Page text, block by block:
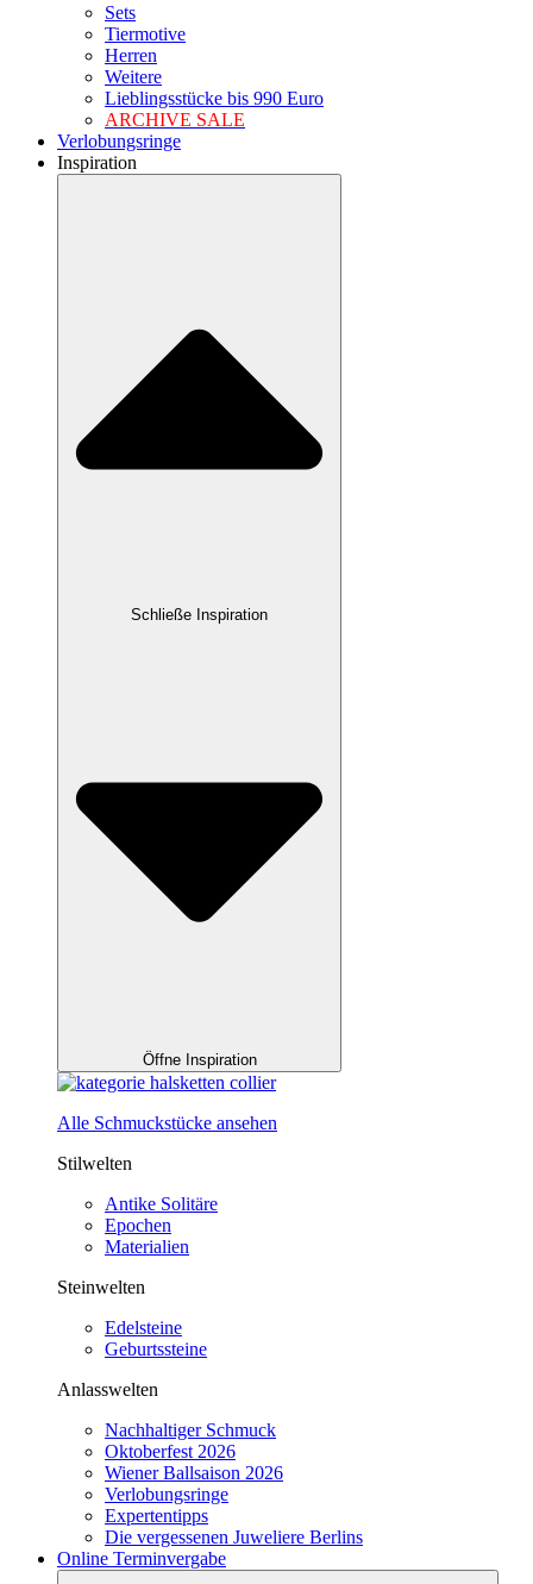
Sets
Tiermotive
Herren
Weitere
Lieblingsstücke bis 990 Euro
ARCHIVE SALE
Verlobungsringe
Inspiration
Schließe Inspiration
Öffne Inspiration
Alle Schmuckstücke ansehen
Stilwelten
Antike Solitäre
Epochen
Materialien
Steinwelten
Edelsteine
Geburtssteine
Anlasswelten
Nachhaltiger Schmuck
Oktoberfest 2026
Wiener Ballsaison 2026
Verlobungsringe
Expertentipps
Die vergessenen Juweliere Berlins
Online Terminvergabe